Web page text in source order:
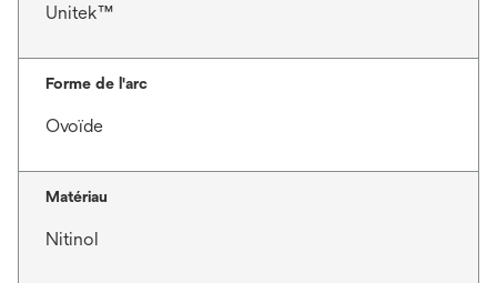
Unitek™
Forme de l'arc
Ovoïde
Matériau
Nitinol